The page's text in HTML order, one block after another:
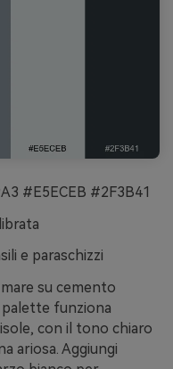
#E5ECEB #2F3B41
e paraschizzi
su cemento
palette funziona
con il tono chiaro
ariosa. Aggiungi